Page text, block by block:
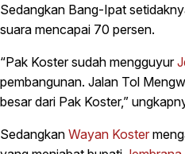
Sedangkan Bang-Ipat
suara mencapai 70 persen.
“Pak Koster sudah mengguyur
pembangunan. Jalan Tol
besar dari Pak Koster,”
Sedangkan Wayan Koster